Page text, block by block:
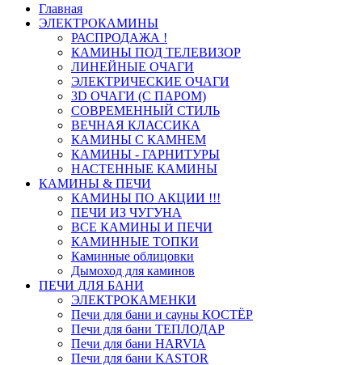
Главная
ЭЛЕКТРОКАМИНЫ
РАСПРОДАЖА !
КАМИНЫ ПОД ТЕЛЕВИЗОР
ЛИНЕЙНЫЕ ОЧАГИ
ЭЛЕКТРИЧЕСКИЕ ОЧАГИ
3D ОЧАГИ (С ПАРОМ)
СОВРЕМЕННЫЙ СТИЛЬ
ВЕЧНАЯ КЛАССИКА
КАМИНЫ С КАМНЕМ
КАМИНЫ - ГАРНИТУРЫ
НАСТЕННЫЕ КАМИНЫ
КАМИНЫ & ПЕЧИ
КАМИНЫ ПО АКЦИИ !!!
ПЕЧИ ИЗ ЧУГУНА
ВСЕ КАМИНЫ И ПЕЧИ
КАМИННЫЕ ТОПКИ
Каминные облицовки
Дымоход для каминов
ПЕЧИ ДЛЯ БАНИ
ЭЛЕКТРОКАМЕНКИ
Печи для бани и сауны КОСТЁР
Печи для бани ТЕПЛОДАР
Печи для бани HARVIA
Печи для бани KASTOR